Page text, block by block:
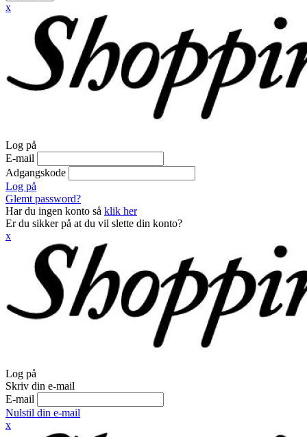
x
Log på
E-mail
Adgangskode
Log på
Glemt password?
Har du ingen konto så klik her
Er du sikker på at du vil slette din konto?
x
Log på
Skriv din e-mail
E-mail
Nulstil din e-mail
x